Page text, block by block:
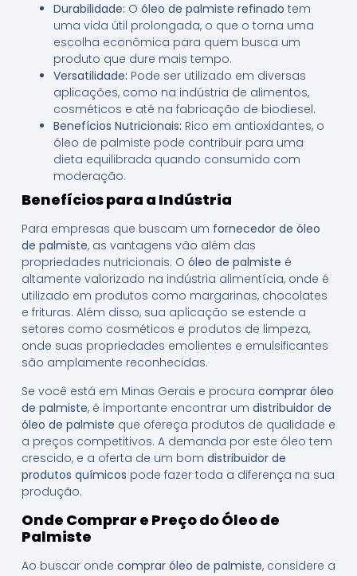
Durabilidade: O óleo de palmiste refinado tem
uma vida útil prolongada, o que o torna uma
escolha econômica para quem busca um
produto que dure mais tempo.
Versatilidade: Pode ser utilizado em diversas
aplicações, como na indústria de alimentos,
cosméticos e até na fabricação de biodiesel.
Benefícios Nutricionais: Rico em antioxidantes, o
óleo de palmiste pode contribuir para uma
dieta equilibrada quando consumido com
moderação.
Benefícios para a Indústria
Para empresas que buscam um fornecedor de óleo
de palmiste, as vantagens vão além das
propriedades nutricionais. O óleo de palmiste é
altamente valorizado na indústria alimentícia, onde é
utilizado em produtos como margarinas, chocolates
e frituras. Além disso, sua aplicação se estende a
setores como cosméticos e produtos de limpeza,
onde suas propriedades emolientes e emulsificantes
são amplamente reconhecidas.
Se você está em Minas Gerais e procura comprar óleo
de palmiste, é importante encontrar um distribuidor de
óleo de palmiste que ofereça produtos de qualidade e
a preços competitivos. A demanda por este óleo tem
crescido, e a oferta de um bom distribuidor de
produtos químicos pode fazer toda a diferença na sua
produção.
Onde Comprar e Preço do Óleo de
Palmiste
Ao buscar onde comprar óleo de palmiste, considere a